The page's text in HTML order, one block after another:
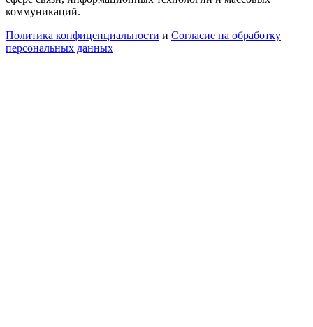
коммуникаций.
Политика конфиценциальности и Согласие на обработку
персональных данных